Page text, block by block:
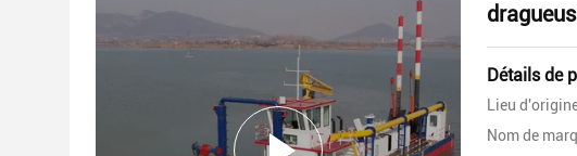
Détails de
Lieu
Nom de